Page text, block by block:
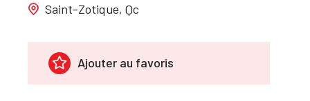
Saint-Zotique, Qc
Ajouter au favoris